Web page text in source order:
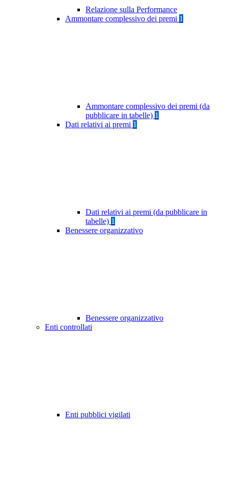
Relazione sulla Performance
Ammontare complessivo dei premi 1
Ammontare complessivo dei premi (da
pubblicare in tabelle) 1
Dati relativi ai premi 1
Dati relativi ai premi (da pubblicare in
tabelle) 1
Benessere organizzativo
Benessere organizzativo
Enti controllati
Enti pubblici vigilati